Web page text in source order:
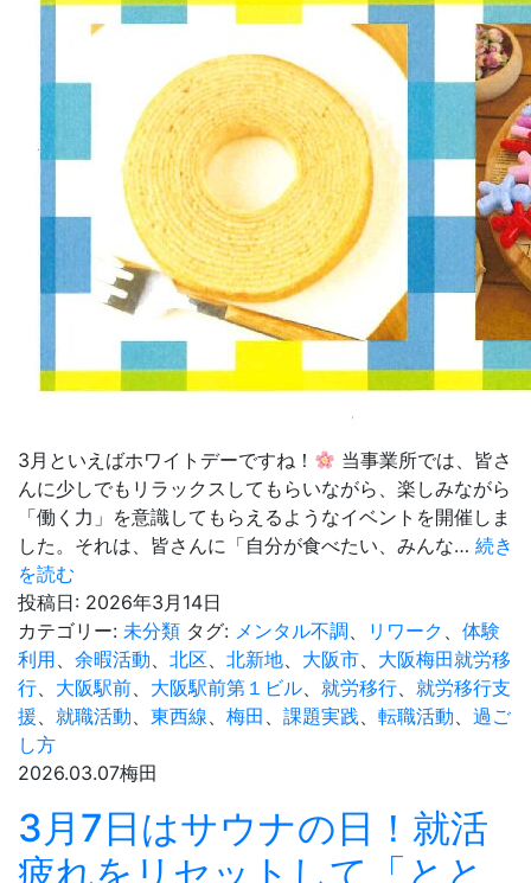
3月といえばホワイトデーですね！
当事業所では、皆さ
んに少しでもリラックスしてもらいながら、楽しみながら
「働く力」を意識してもらえるようなイベントを開催しま
した。それは、皆さんに「自分が食べたい、みんな… 続き
を読む
ワ
イ
ト
デ
ー
画】
ん
投稿日: 2026年3月14日
カテゴリー: 未分類 タグ: メンタル不調、 リワーク 、 体験
利用、 余暇活動、 北区、 北新地、 大阪市、 大阪梅田就労移
行、 大阪駅前、 大阪駅前第１ビル、 就労移行、 就労移行支
援、 就職活動、 東西線、 梅田 、 課題実践、 転職活動、 過ご
し方
2026.03.07梅田
3月7日はサウナの日！就活
疲れをリセットして「とと